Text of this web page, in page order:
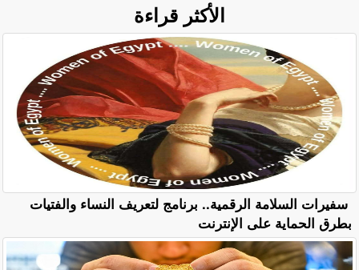
الأكثر قراءة
سفيرات السلامة الرقمية.. برنامج لتعريف النساء والفتيات
بطرق الحماية على الإنترنت